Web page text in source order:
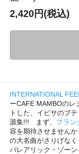
2,420円(税込)
INTERNATIONAL FEEL
ーCAFE MAMBOのレ
トした、イビサのブ
源集!!! まず、 フラン
容を期待させません
の大名曲がさりげな
バレアリック・ゾー